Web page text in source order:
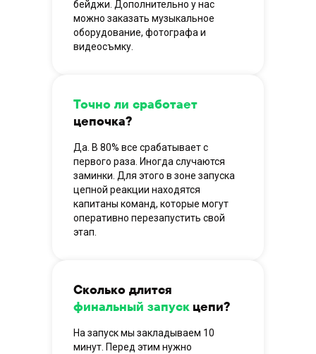
бейджи. Дополнительно у нас
можно заказать музыкальное
оборудование, фотографа и
видеосъмку.
Точно ли сработает
цепочка?
Да. В 80% все срабатывает с
первого раза. Иногда случаются
заминки. Для этого в зоне запуска
цепной реакции находятся
капитаны команд, которые могут
оперативно перезапустить свой
этап.
Сколько длится
финальный запускцепи?
На запуск мы закладываем 10
минут. Перед этим нужно